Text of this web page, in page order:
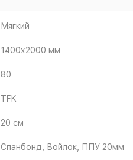
Мягкий
1400х2000 мм
80
TFK
20 см
Спанбонд, Войлок, ППУ 20мм